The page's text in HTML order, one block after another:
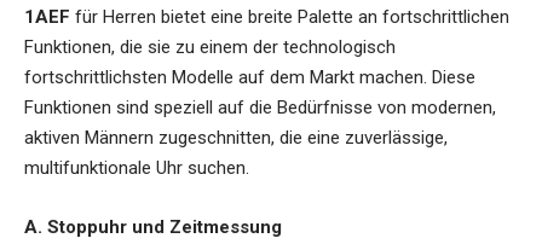
1AEF für Herren bietet eine breite Palette an fortschrittlichen
Funktionen, die sie zu einem der technologisch
fortschrittlichsten Modelle auf dem Markt machen. Diese
Funktionen sind speziell auf die Bedürfnisse von modernen,
aktiven Männern zugeschnitten, die eine zuverlässige,
multifunktionale Uhr suchen.
A. Stoppuhr und Zeitmessung